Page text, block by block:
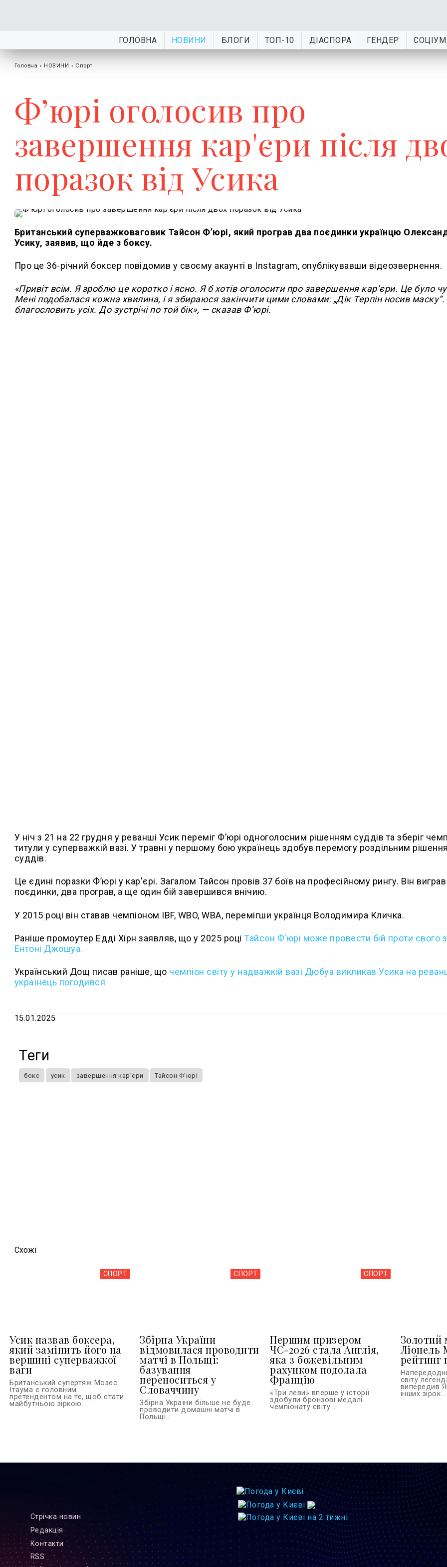
ГОЛОВНА НОВИНИ БЛОГИ ТОП-10 ДІАСПОРА ГЕНДЕР СОЦІУМ
Головна › НОВИНИ › Спорт
Ф’юрі оголосив про
завершення кар'єри після
поразок від Усика
Британський суперважковаговик Тайсон Фʼюрі, який програв два поєдинки українцю
Усику, заявив, що йде з боксу.
Про це 36-річний боксер повідомив у своєму акаунті в Instagram, опублікувавши відеозвернення.
«Привіт всім. Я зроблю це коротко і ясно. Я б хотів оголосити про завершення карʼєри. Це було
Мені подобалася кожна хвилина, і я збираюся закінчити цими словами: „Дік Терпін носив
благословить усіх. До зустрічі по той бік», — сказав Фʼюрі.
У ніч з 21 на 22 грудня у реванші Усик переміг Ф’юрі одноголосним рішенням суддів та зберіг
титули у суперважкій вазі. У травні у першому бою українець здобув перемогу роздільним
суддів.
Це єдині поразки Ф’юрі у кар'єрі. Загалом Тайсон провів 37 боїв на професійному рингу. Він
поєдинки, два програв, а ще один бій завершився внічию.
У 2015 році він ставав чемпіоном IBF, WBO, WBA, перемігши українця Володимира Кличка.
Раніше промоутер Едді Хірн заявляв, що у 2025 році Тайсон Ф’юрі може провести бій проти свого
Ентоні Джошуа.
Український Дощ писав раніше, що чемпіон світу у надважкій вазі Дюбуа викликав Усика на
українець погодився
15.01.2025
Теги
бокс усик завершення кар’єри Тайсон Фʼюрі
Схожi
СПОРТ
Усик назвав боксера,
який замінить його на
вершині суперважкої
ваги
Британський супертяж Мозес
Ітаума є головним
претендентом на те, щоб стати
майбутньою зіркою...
СПОРТ
Збірна України
відмовилася проводити
матчі в Польщі:
базування
переноситься у
Словаччину
Збірна України більше не буде
проводити домашні матчі в
Польщі...
СПОРТ
Першим призером
ЧС-2026 стала Англія,
яка з божевільним
рахунком подолала
Францію
«Три леви» вперше у історії
здобули бронзові медалі
чемпіонату світу...
Золотий
Ліонель
рейтинг
світу
випередив
інших зірок...
Стрiчка новин
Редакцiя
Контакти
RSS